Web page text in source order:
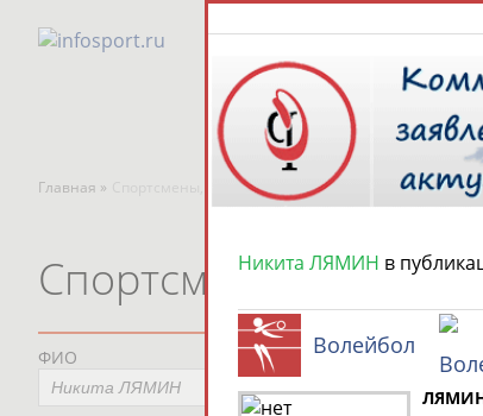
Главная » Спортсмены, тренеры и специалисты
Спортсмены, тренеры
ФИО
Никита ЛЯМИН в
Волейбол